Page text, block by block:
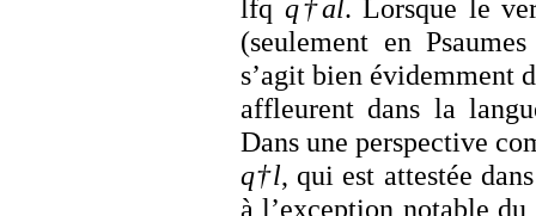
lfq q†al. Lorsque le
(seulement en
s’agit bien évidemment
affleurent dans la
Dans une perspective
q†l, qui est attestée
à l’exception notable du